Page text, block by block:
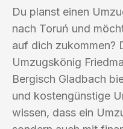
Du planst einen
nach Toruń und
auf dich zukommen?
Umzugskönig
Bergisch Gladbach
und kostengünstige
wissen, dass ein